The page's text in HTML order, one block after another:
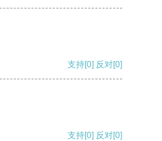
支持[0] 反对[0]
支持[0] 反对[0]